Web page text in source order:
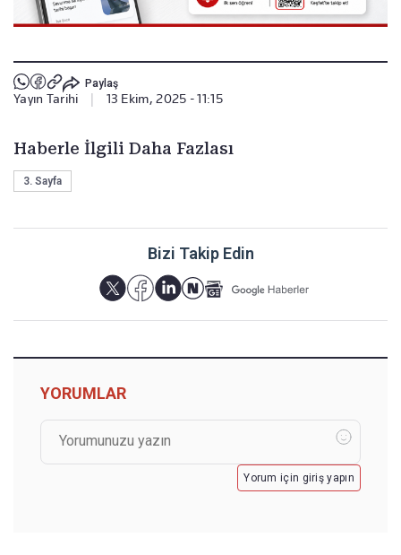
Paylaş
Yayın Tarihi 13 Ekim, 2025 - 11:15
Haberle İlgili Daha Fazlası
3. Sayfa
Bizi Takip Edin
YORUMLAR
Yorum için giriş yapın